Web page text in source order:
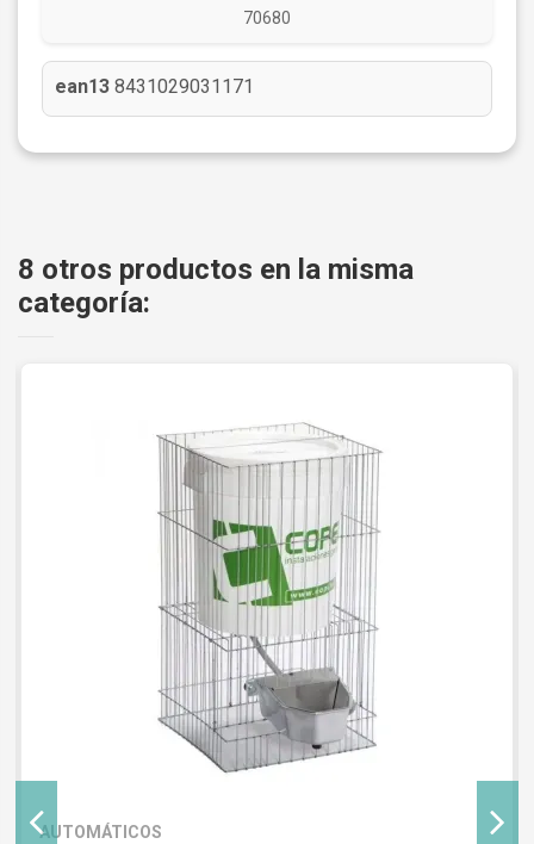
70680
ean13 8431029031171
8 otros productos en la misma
categoría:
AUTOMÁTICOS